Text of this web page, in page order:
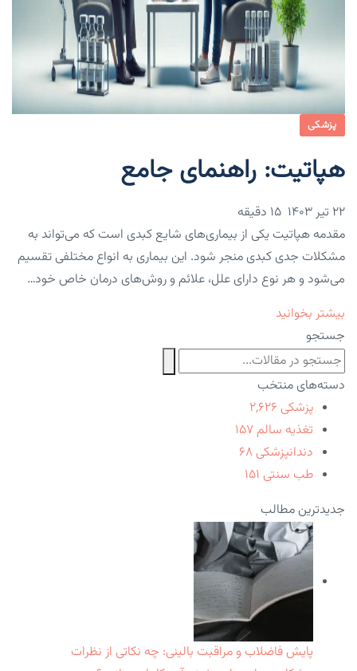
پزشکی
هپاتیت: راهنمای جامع
۲۲ تیر ۱۴۰۳
مقدمه هپاتیت یکی از بیماری‌های شایع کبدی است که می‌تواند به
مشکلات جدی کبدی منجر شود. این بیماری به انواع مختلفی تقسیم
می‌شود و هر نوع دارای علل، علائم و روش‌های درمان خاص خود…
بیشتر بخوانید
جستجو
دسته‌های منتخب
پزشکی ۲,۶۲۶
تغذیه سالم ۱۵۷
دندانپزشکی ۶۸
طب سنتی ۱۵۱
جدیدترین مطالب
پایش فاضلاب و مراقبت بالینی: چه نکاتی از نظرات